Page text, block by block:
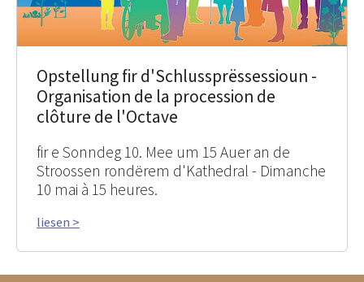
Opstellung fir d'Schlussprëssessioun -
Organisation de la procession de
clôture de l'Octave
fir e Sonndeg 10. Mee um 15 Auer an de
Stroossen rondërem d'Kathedral - Dimanche
10 mai à 15 heures.
liesen >